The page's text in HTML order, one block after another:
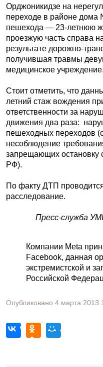
Орджоникидзе на
переходе в районе дома
пешехода — 23-летнюю
проезжую часть справа
результате дорожно-
получившая травмы
медицинское учреждение.
Стоит отметить, что
летний стаж вождения
ответственности за
движения два раза:
пешеходных переходов
несоблюдение
запрещающих остановку
РФ).
По факту ДТП
расследование.
Пресс-служба
Компании Meta
Facebook, данная
экстремистской и
Российской
Опубликовано 4 марта 2013